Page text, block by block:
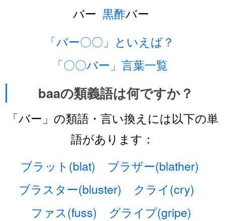
バー 黒酢バー
「バー〇〇」といえば？
「〇〇バー」言葉一覧
baaの類義語は何ですか？
「バー」の類語・言い換えには以下の単
語があります：
ブラット(blat)
ブラザー(blather)
ブラスター(bluster)
クライ(cry)
ファス(fuss)
グライプ(gripe)